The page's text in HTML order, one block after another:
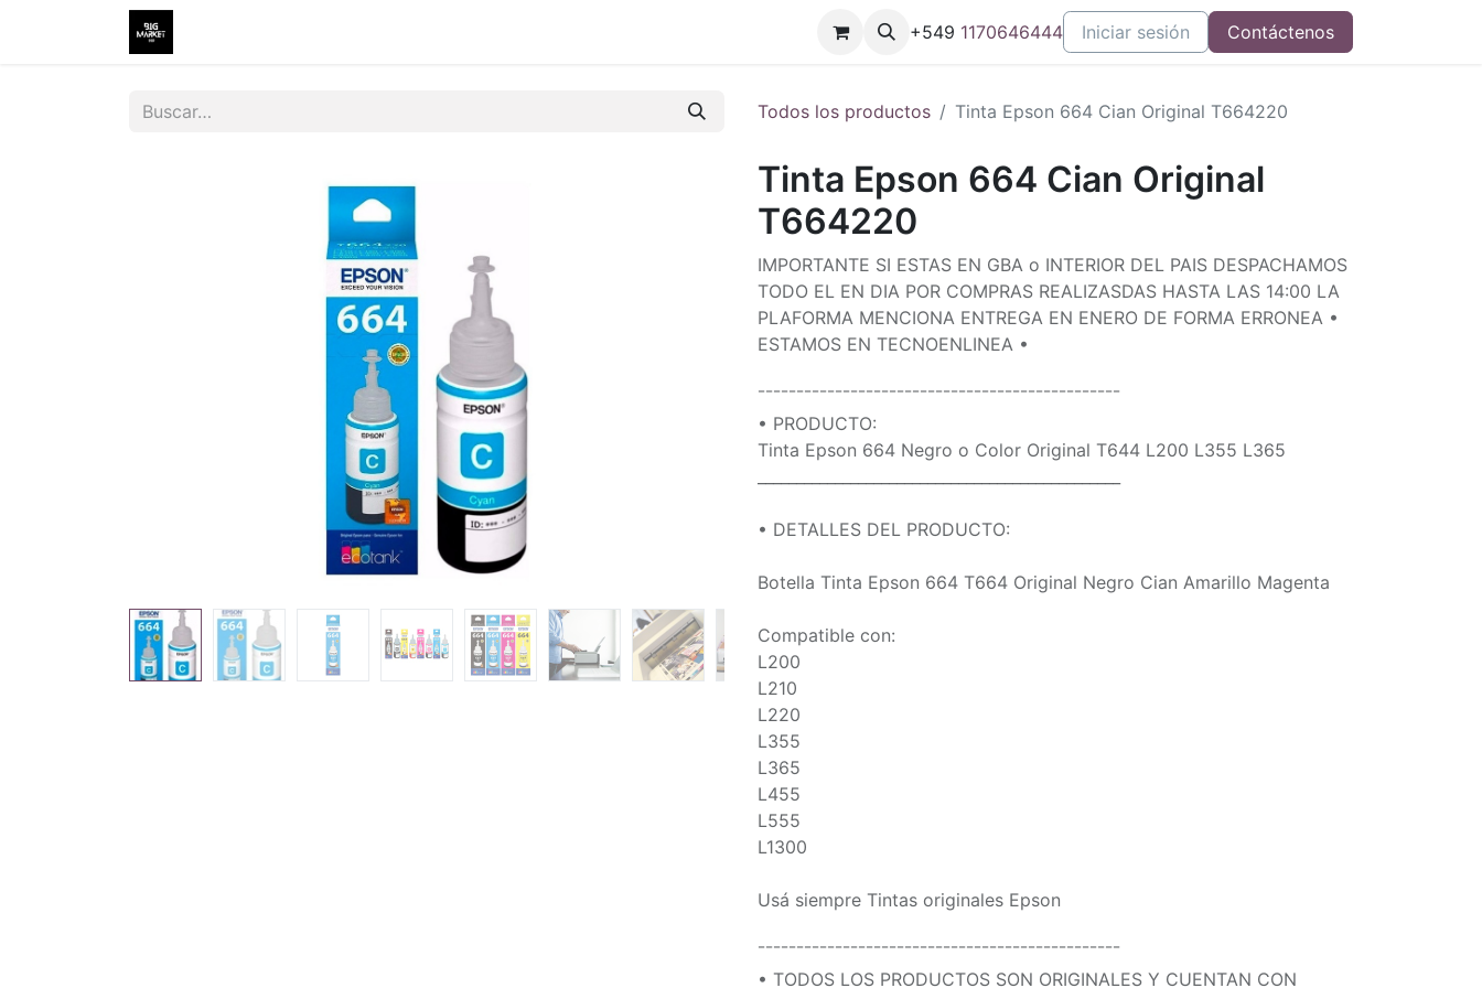
+549 1170646444 Iniciar sesión Contáctenos
Todos los productos Tinta Epson 664 Cian Original T664220
Tinta Epson 664 Cian Original
T664220
IMPORTANTE SI ESTAS EN GBA o INTERIOR DEL PAIS DESPACHAMOS
TODO EL EN DIA POR COMPRAS REALIZASDAS HASTA LAS 14:00 LA
PLAFORMA MENCIONA ENTREGA EN ENERO DE FORMA ERRONEA •
ESTAMOS EN TECNOENLINEA •
¯¯¯¯¯¯¯¯¯¯¯¯¯¯¯¯¯¯¯¯¯¯¯¯¯¯¯¯¯¯¯¯¯¯¯¯¯¯¯¯¯¯¯¯¯¯¯
• PRODUCTO:
Tinta Epson 664 Negro o Color Original T644 L200 L355 L365
• DETALLES DEL PRODUCTO:
Botella Tinta Epson 664 T664 Original Negro Cian Amarillo Magenta
Compatible con:
L200
L210
L220
L355
L365
L455
L555
L1300
Usá siempre Tintas originales Epson
¯¯¯¯¯¯¯¯¯¯¯¯¯¯¯¯¯¯¯¯¯¯¯¯¯¯¯¯¯¯¯¯¯¯¯¯¯¯¯¯¯¯¯¯¯¯¯
• TODOS LOS PRODUCTOS SON ORIGINALES Y CUENTAN CON